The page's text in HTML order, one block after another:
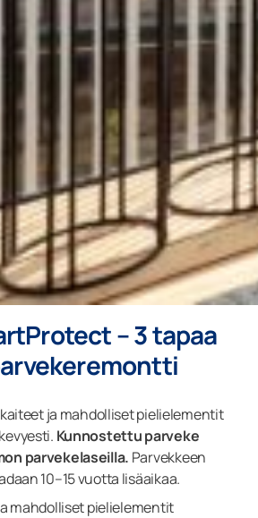
– 3 tapaa
ja mahdolliset pielielementit
Kunnostettu parveke
parvekelaseilla. Parvekkeen
10–15 vuotta lisäaikaa.
mahdolliset pielielementit